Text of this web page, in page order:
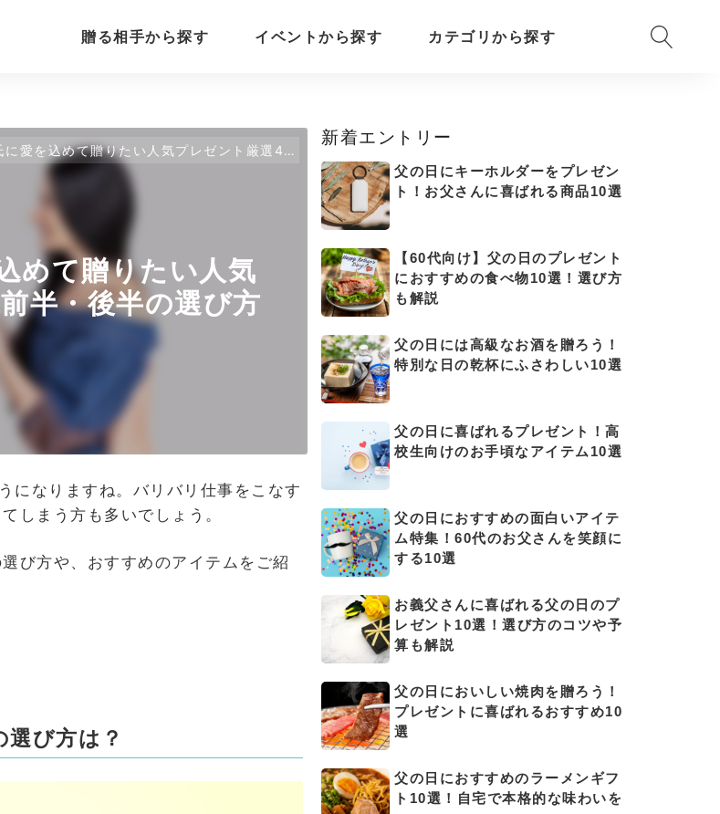
贈る相手から探す イベントから探す カテゴリから探す
贈りたい人気プレゼント厳選45品！30代前半・後半の選び方もご紹介
めて贈りたい人気
半・後半の選び方
になりますね。バリバリ仕事をこなす
しまう方も多いでしょう。
び方や、おすすめのアイテムをご紹
び方は？
新着エントリー
父の日にキーホルダーをプレゼン
ト！お父さんに喜ばれる商品10選
【60代向け】父の日のプレゼント
におすすめの食べ物10選！選び方
も解説
父の日には高級なお酒を贈ろう！
特別な日の乾杯にふさわしい10選
父の日に喜ばれるプレゼント！高
校生向けのお手頃なアイテム10選
父の日におすすめの面白いアイテ
ム特集！60代のお父さんを笑顔に
する10選
お義父さんに喜ばれる父の日のプ
レゼント10選！選び方のコツや予
算も解説
父の日においしい焼肉を贈ろう！
プレゼントに喜ばれるおすすめ10
選
父の日におすすめのラーメンギフ
ト10選！自宅で本格的な味わいを